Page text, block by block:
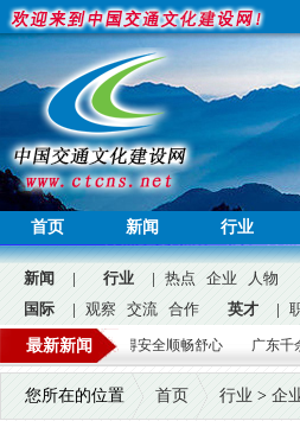
首页 新闻 行业
新闻 | 行业 | 热点 企业 人物
国际
| 观察 交流 合作 英才 |
问答
公益
广告
招聘 |
最新新闻
护群众走得安全顺畅舒心 广东千余名交通
您所在的位置 首页 行业 > 企